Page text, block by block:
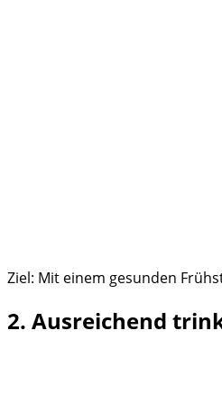
Ziel: Mit einem gesunden
2. Ausreichend